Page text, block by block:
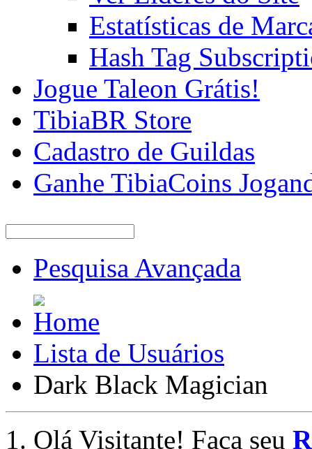
Estatísticas de
Hash Tag
Jogue Taleon Grátis!
TibiaBR Store
Cadastro de Guildas
Ganhe TibiaCoins
Pesquisa Avançada
Lista de Usuários
Dark Black Magician
Olá Visitante! Faça seu